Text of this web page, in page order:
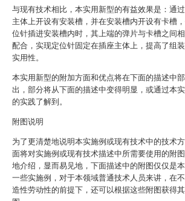
与现有技术相比，本实用新型的有益效果是：通
主体上开设有安装槽，并在安装槽内开设有卡槽
位针插进安装槽内时，其上端的弹片与卡槽之间
配合，实现定位针固定在插座主体上，提高了组
实用性。
本实用新型的附加方面和优点将在下面的描述中
出，部分将从下面的描述中变得明显，或通过本
的实践了解到。
附图说明
为了更清楚地说明本实施例或现有技术中的技术
面将对实施例或现有技术描述中所需要使用的附
地介绍，显而易见地，下面描述中的附图仅仅是
一些实施例，对于本领域普通技术人员来讲，在
造性劳动性的前提下，还可以根据这些附图获得